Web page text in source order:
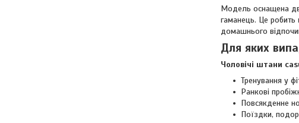
Модель оснащена
гаманець. Це робить
домашнього
Для яких
Чоловічі штани
Тренування у
Ранкові
Повсякденне
Поїздки,